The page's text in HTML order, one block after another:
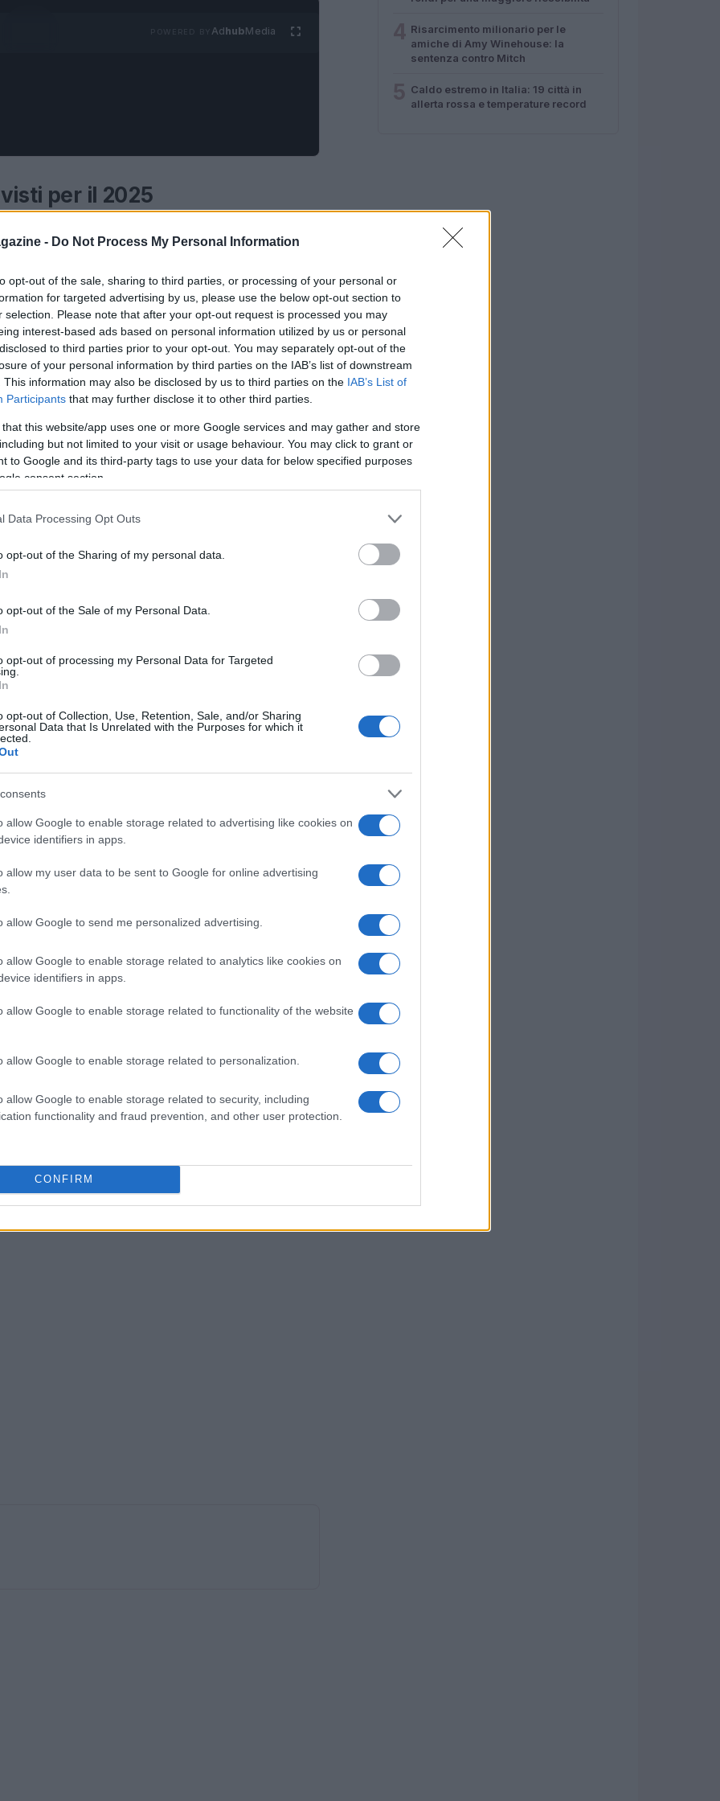
- Do Not Process My Personal Information
opt-out of the sale, sharing to third parties, or processing of your personal or
for targeted advertising by us, please use the below opt-out section to
selection. Please note that after your opt-out request is processed you may
interest-based ads based on personal information utilized by us or personal
to third parties prior to your opt-out. You may separately opt-out of the
of your personal information by third parties on the IAB’s list of downstream
This information may also be disclosed by us to third parties on the IAB’s List of
Participants that may further disclose it to other third parties.
that this website/app uses one or more Google services and may gather and store
but not limited to your visit or usage behaviour. You may click to grant or
to Google and its third-party tags to use your data for below specified purposes
consent section.
Data Processing Opt Outs
opt-out of the Sharing of my personal data.
opt-out of the Sale of my Personal Data.
opt-out of processing my Personal Data for Targeted
opt-out of Collection, Use, Retention, Sale, and/or Sharing
Data that Is Unrelated with the Purposes for which it
allow Google to enable storage related to advertising like cookies on
identifiers in apps.
allow my user data to be sent to Google for online advertising
allow Google to send me personalized advertising.
allow Google to enable storage related to analytics like cookies on
identifiers in apps.
allow Google to enable storage related to functionality of the website
allow Google to enable storage related to personalization.
allow Google to enable storage related to security, including
functionality and fraud prevention, and other user protection.
CONFIRM
AdhubMedia
per il 2025
a ricevere un aumento, seppur modesto,
l’importo sarà rivalutato del
rappresenta un passo avanti rispetto ai
economica. Questo aumento sarà applicato a
e delministro del Lavoro , pubblicato
pensioni
il sistema a fasce, utilizzato nell’ultimo anno,
significa che non tutti i pensionati
aumento. Infatti, solo le pensioni che non
del 0,8%.
l’aumento sarà progressivamente ridotto.
a2.993,05 euro
pensione di 1.500 euro
vedrà un aumento di
da
2024 è stato confermato un indice provvisorio
conguagli sugli importi già incassati dai
Risarcimento milionario per le
amiche di Amy Winehouse: la
sentenza contro Mitch
Caldo estremo in Italia: 19 città in
allerta rossa e temperature record